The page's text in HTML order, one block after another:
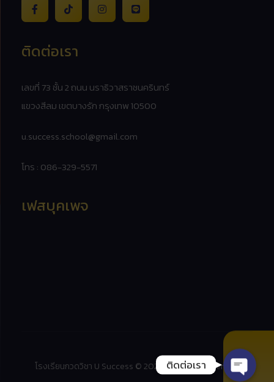
ติดต่อเรา
เลขที่ 73 ชั้น 2 ถนน นราธิวาสราชนครินทร์
แขวงสีลม เขตบางรัก กรุงเทพ 10500
u.success.school@gmail.com
โทร : 086-329-5571
เฟสบุคเพจ
โรงเรียนกวดวิชา U Success © 2026. All rights reserved.
ติดต่อเรา